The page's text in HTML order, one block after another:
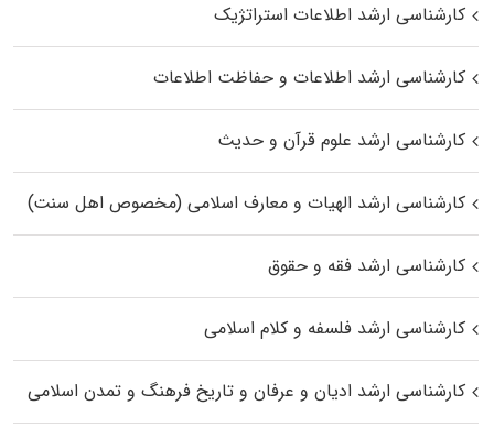
کارشناسی ارشد اطلاعات استراتژیک
کارشناسی ارشد اطلاعات و حفاظت اطلاعات
کارشناسی ارشد علوم قرآن و حدیث
کارشناسی ارشد الهیات و معارف اسلامی (مخصوص اهل سنت)
کارشناسی ارشد فقه و حقوق
کارشناسی ارشد فلسفه و کلام اسلامی
کارشناسی ارشد ادیان و عرفان و تاریخ فرهنگ و تمدن اسلامی